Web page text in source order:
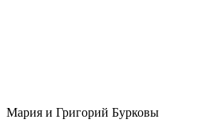
Мария и Григорий Бурковы